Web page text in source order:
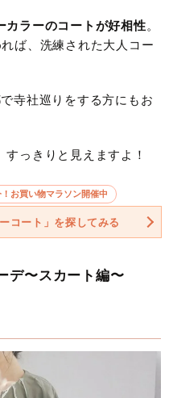
カラーのコートが好相性。
ば、洗練された大人コー
寺社巡りをする方にもお
すっきりと見えますよ！
お買い物マラソン開催中
コート」を探してみる
デ〜スカート編〜